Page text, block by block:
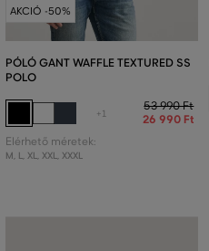
AKCIÓ -50%
PÓLÓ GANT WAFFLE TEXTURED SS
POLO
+1
53 990 Ft
26 990 Ft
Elérhető méretek:
M, L, XL, XXL, XXXL